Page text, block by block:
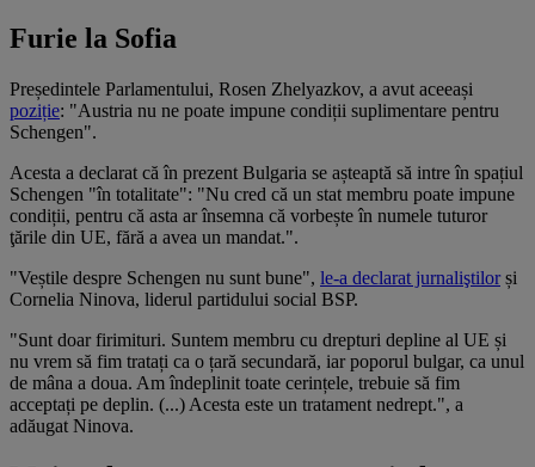
Furie la Sofia
Președintele Parlamentului, Rosen Zhelyazkov, a avut aceeași
poziție: "Austria nu ne poate impune condiții suplimentare pentru
Schengen".
Acesta a declarat că în prezent Bulgaria se așteaptă să intre în spațiul
Schengen "în totalitate": "Nu cred că un stat membru poate impune
condiții, pentru că asta ar însemna că vorbește în numele tuturor
ţările din UE, fără a avea un mandat.".
"Veștile despre Schengen nu sunt bune", le-a declarat jurnaliştilorși
Cornelia Ninova, liderul partidului social BSP.
"Sunt doar firimituri. Suntem membru cu drepturi depline al UE și
nu vrem să fim tratați ca o țară secundară, iar poporul bulgar, ca unul
de mâna a doua. Am îndeplinit toate cerințele, trebuie să fim
acceptați pe deplin. (...) Acesta este un tratament nedrept.", a
adăugat Ninova.